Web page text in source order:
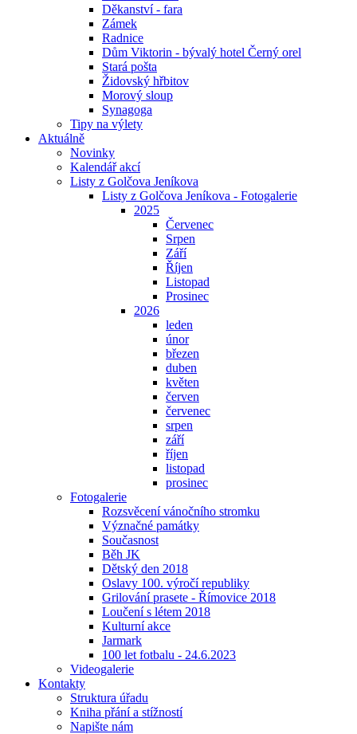
Děkanství - fara
Zámek
Radnice
Dům Viktorin - bývalý hotel Černý orel
Stará pošta
Židovský hřbitov
Morový sloup
Synagoga
Tipy na výlety
Aktuálně
Novinky
Kalendář akcí
Listy z Golčova Jeníkova
Listy z Golčova Jeníkova - Fotogalerie
2025
Červenec
Srpen
Září
Říjen
Listopad
Prosinec
2026
leden
únor
březen
duben
květen
červen
červenec
srpen
září
říjen
listopad
prosinec
Fotogalerie
Rozsvěcení vánočního stromku
Význačné památky
Současnost
Běh JK
Dětský den 2018
Oslavy 100. výročí republiky
Grilování prasete - Římovice 2018
Loučení s létem 2018
Kulturní akce
Jarmark
100 let fotbalu - 24.6.2023
Videogalerie
Kontakty
Struktura úřadu
Kniha přání a stížností
Napište nám